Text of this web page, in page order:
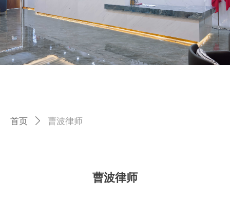
首页 ꄲ 曹波律师
曹波律师